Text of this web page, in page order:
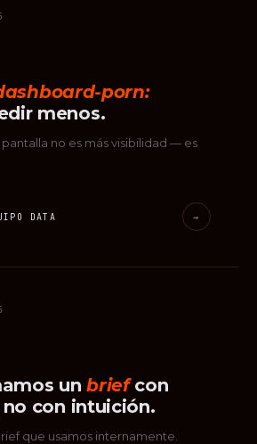
porn:
menos.
no es más visibilidad — es
DATA →
unbriefcon
con intuición.
que usamos internamente.